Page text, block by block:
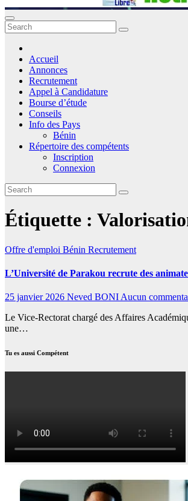
Accueil
Annonces
Recrutement
Appel à Candidature
Bourse d’étude
Conseils
Info des Pays
Bénin
Répertoire des compétents
Inscription
Connexion
Étiquette :
Offre d'emploi Bénin Recrutement
L’Université de Parakou recrute des
25 janvier 2026 Neved BONIAucun
Le Vice-Rectorat chargé des Affaires
une…
Tu es aussi Compétent